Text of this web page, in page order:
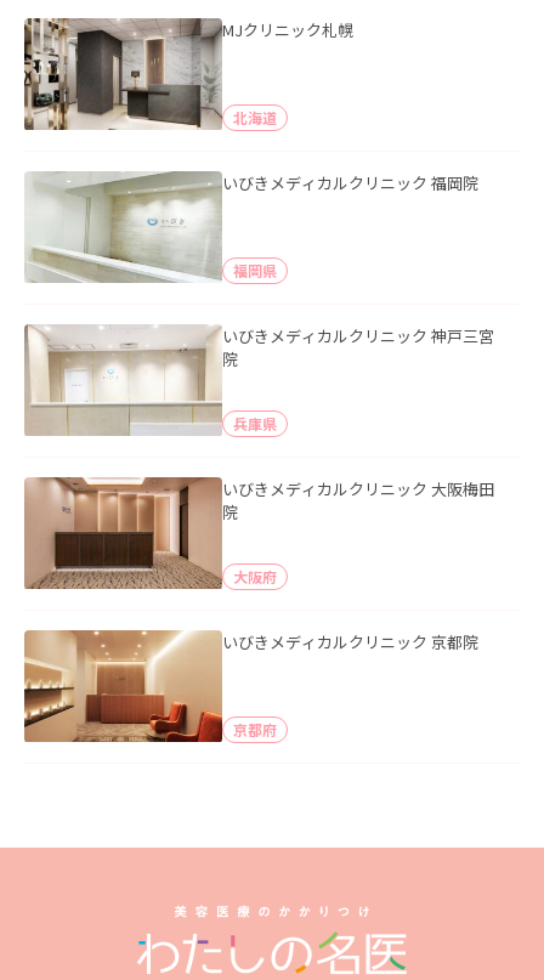
MJクリニック札幌
北海道
いびきメディカルクリニック 福岡院
福岡県
いびきメディカルクリニック 神戸三宮
院
兵庫県
いびきメディカルクリニック 大阪梅田
院
大阪府
いびきメディカルクリニック 京都院
京都府